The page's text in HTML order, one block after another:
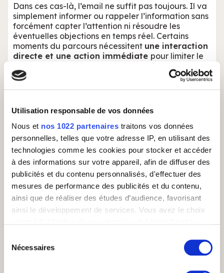
Utilisation responsable de vos données
Nous et nos 1022 partenaires traitons vos données
personnelles, telles que votre adresse IP, en utilisant des
technologies comme les cookies pour stocker et accéder
à des informations sur votre appareil, afin de diffuser des
publicités et du contenu personnalisés, d'effectuer des
mesures de performance des publicités et du contenu,
ainsi que de réaliser des études d’audience, favorisant
ainsi le développement de services. Vous avez le choix
tout moment en consultant la Déclaration relative aux
cookies ou en cliquant sur l'icône de confidentialité.
Nécessaires
Dans ces cas-là, l’email ne suffit pas toujours. Il va
simplement informer ou rappeler l’information sans
forcément capter l’attention ni résoudre les
éventuelles objections en temps réel. Certains
moments du parcours nécessitent une interaction
directe et une action immédiate pour limiter le
renouvellement.
refusé… beaucoup d’abonnements sont
interrompus pour des raisons purement
administratives.
L’utilisateur reçoit bien un email ou une notification
sur l’outil, mais il peut laisser traîner, ignorer
l’information ou remettre l’action à plus tard.
L’appel est bien plus impactant. On est sûr que
l’utilisateur a bien pris connaissance du problème,
alternative (paiement par virement, échéancier,
délai de grâce).